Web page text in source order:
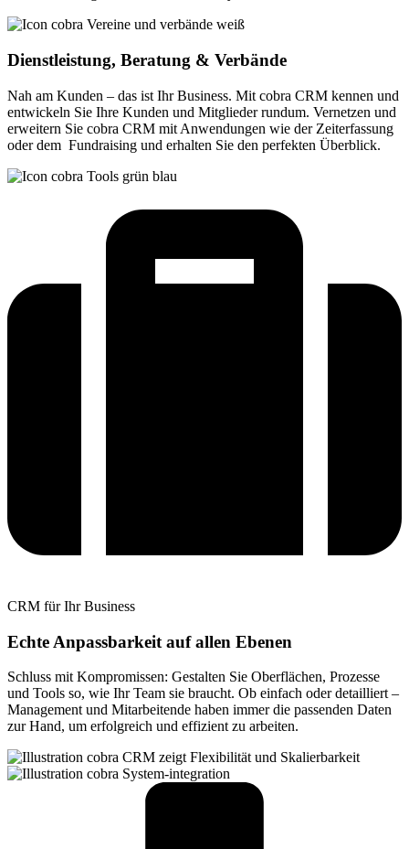
Dienstleistung, Beratung & Verbände
Nah am Kunden – das ist Ihr Business. Mit cobra CRM kennen und
entwickeln Sie Ihre Kunden und Mitglieder rundum. Vernetzen und
erweitern Sie cobra CRM mit Anwendungen wie der Zeiterfassung
oder dem Fundraising und erhalten Sie den perfekten Überblick.
CRM für Ihr Business
Echte Anpassbarkeit auf allen Ebenen
Schluss mit Kompromissen: Gestalten Sie Oberflächen, Prozesse
und Tools so, wie Ihr Team sie braucht. Ob einfach oder detailliert –
Management und Mitarbeitende haben immer die passenden Daten
zur Hand, um erfolgreich und effizient zu arbeiten.